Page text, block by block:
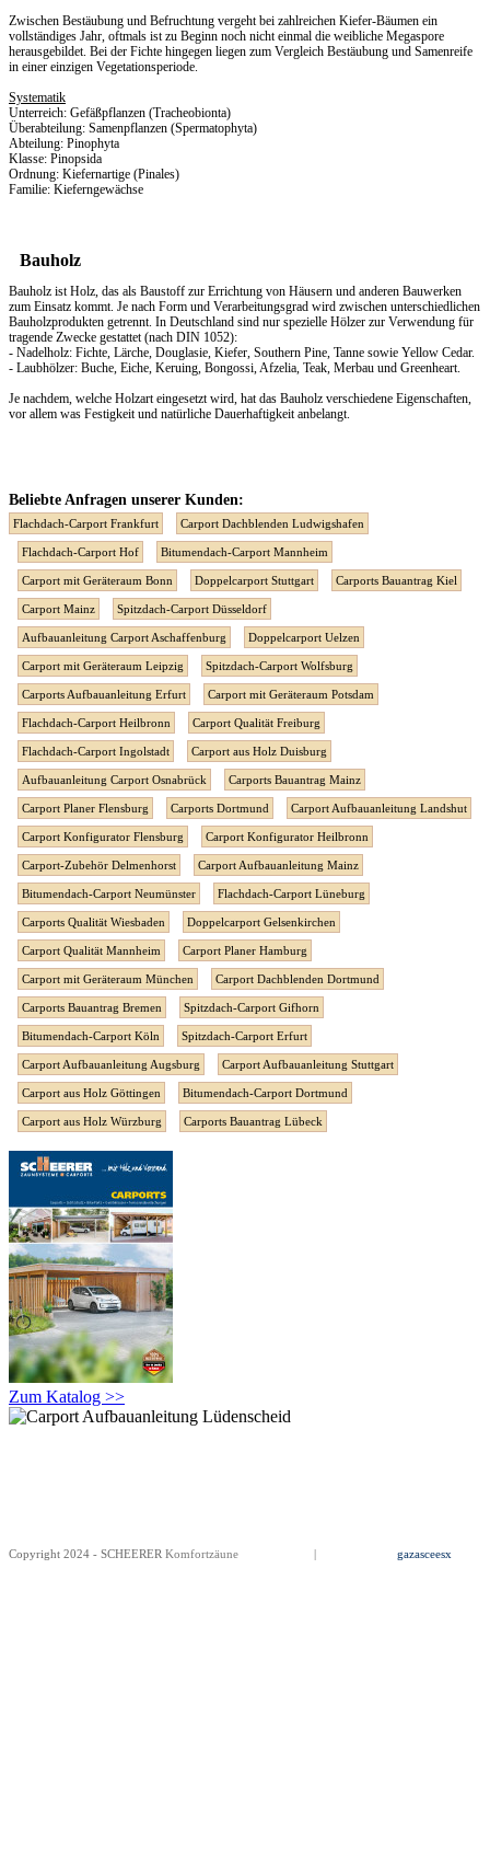
Zwischen Bestäubung und Befruchtung vergeht bei zahlreichen Kiefer-Bäumen ein
vollständiges Jahr, oftmals ist zu Beginn noch nicht einmal die weibliche Megaspore
herausgebildet. Bei der Fichte hingegen liegen zum Vergleich Bestäubung und Samenreife
in einer einzigen Vegetationsperiode.
Systematik
Unterreich: Gefäßpflanzen (Tracheobionta)
Überabteilung: Samenpflanzen (Spermatophyta)
Abteilung: Pinophyta
Klasse: Pinopsida
Ordnung: Kiefernartige (Pinales)
Familie: Kieferngewächse
Bauholz
Bauholz ist Holz, das als Baustoff zur Errichtung von Häusern und anderen Bauwerken
zum Einsatz kommt. Je nach Form und Verarbeitungsgrad wird zwischen unterschiedlichen
Bauholzprodukten getrennt. In Deutschland sind nur spezielle Hölzer zur Verwendung für
tragende Zwecke gestattet (nach DIN 1052):
- Nadelholz: Fichte, Lärche, Douglasie, Kiefer, Southern Pine, Tanne sowie Yellow Cedar.
- Laubhölzer: Buche, Eiche, Keruing, Bongossi, Afzelia, Teak, Merbau und Greenheart.
Je nachdem, welche Holzart eingesetzt wird, hat das Bauholz verschiedene Eigenschaften,
vor allem was Festigkeit und natürliche Dauerhaftigkeit anbelangt.
Beliebte Anfragen unserer Kunden:
Flachdach-Carport Frankfurt Carport Dachblenden Ludwigshafen
Flachdach-Carport Hof Bitumendach-Carport Mannheim
Carport mit Geräteraum Bonn Doppelcarport Stuttgart Carports Bauantrag Kiel
Carport Mainz Spitzdach-Carport Düsseldorf
Aufbauanleitung Carport Aschaffenburg Doppelcarport Uelzen
Carport mit Geräteraum Leipzig Spitzdach-Carport Wolfsburg
Carports Aufbauanleitung Erfurt Carport mit Geräteraum Potsdam
Flachdach-Carport Heilbronn Carport Qualität Freiburg
Flachdach-Carport Ingolstadt Carport aus Holz Duisburg
Aufbauanleitung Carport Osnabrück Carports Bauantrag Mainz
Carport Planer Flensburg Carports Dortmund Carport Aufbauanleitung Landshut
Carport Konfigurator Flensburg Carport Konfigurator Heilbronn
Carport-Zubehör Delmenhorst Carport Aufbauanleitung Mainz
Bitumendach-Carport Neumünster Flachdach-Carport Lüneburg
Carports Qualität Wiesbaden Doppelcarport Gelsenkirchen
Carport Qualität Mannheim Carport Planer Hamburg
Carport mit Geräteraum München Carport Dachblenden Dortmund
Carports Bauantrag Bremen Spitzdach-Carport Gifhorn
Bitumendach-Carport Köln Spitzdach-Carport Erfurt
Carport Aufbauanleitung Augsburg Carport Aufbauanleitung Stuttgart
Carport aus Holz Göttingen Bitumendach-Carport Dortmund
Carport aus Holz Würzburg Carports Bauantrag Lübeck
Zum Katalog >>
Copyright 2024 - SCHEERER Komfortzäune | gazasceesx